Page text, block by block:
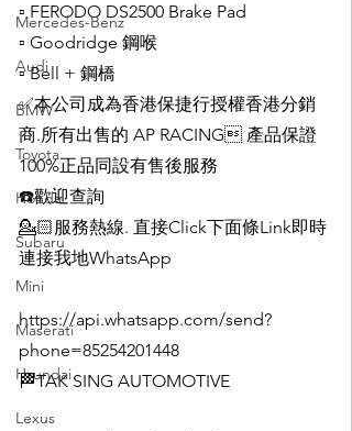
Mercedes-Benz
Audi
BMW
Toyota
Honda
Subaru
Mini
Maserati
Hyundai
Lexus
▫️ FERODO DS2500 Brake Pad
▫️ Goodridge 鋼喉
▫️ Bell + 鋼橋
✅本公司成為香港保捷行授權香港分銷
商.所有出售的 AP RACING 產品保證
100%正品同設有售後服務
☎️歡迎查詢
💁🏻服務熱線. 直接Click下面條Link即時
連接我地WhatsApp
https://api.whatsapp.com/send?
phone=85254201448
🏁TAK SING AUTOMOTIVE